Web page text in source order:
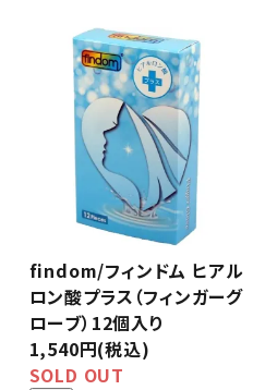
findom/フィンドム ヒアル
ロン酸プラス（フィンガーグ
ローブ）12個入り
1,540円(税込)
SOLD OUT